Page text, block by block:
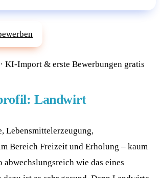
KI-Import & erste Bewerbungen gratis
Landwirt
Lebensmittelerzeugung,
Bereich Freizeit und Erholung – kaum
wie das eines